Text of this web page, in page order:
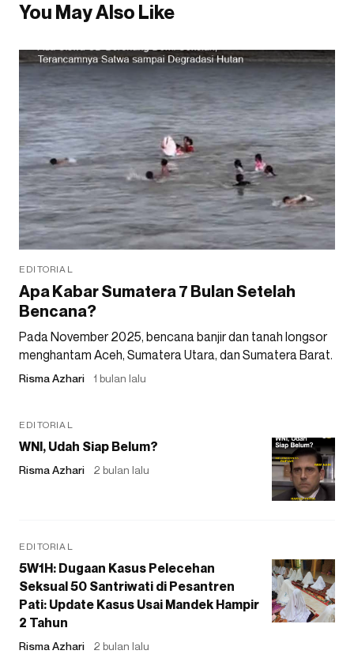
You May Also Like
EDITORIAL
Apa Kabar Sumatera 7 Bulan Setelah
Bencana?
Pada November 2025, bencana banjir dan tanah longsor
menghantam Aceh, Sumatera Utara, dan Sumatera Barat.
Risma Azhari 1 bulan lalu
EDITORIAL
WNI, Udah Siap Belum?
Risma Azhari 2 bulan lalu
EDITORIAL
5W1H: Dugaan Kasus Pelecehan
Seksual 50 Santriwati di Pesantren
Pati: Update Kasus Usai Mandek Hampir
2 Tahun
Risma Azhari 2 bulan lalu